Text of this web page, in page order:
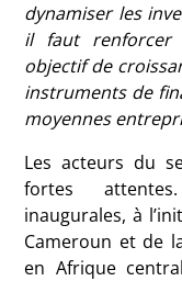
dynamiser les
il faut
objectif de
instruments de
moyennes
Les acteurs du
fortes
inaugurales, à
Cameroun et de
en Afrique